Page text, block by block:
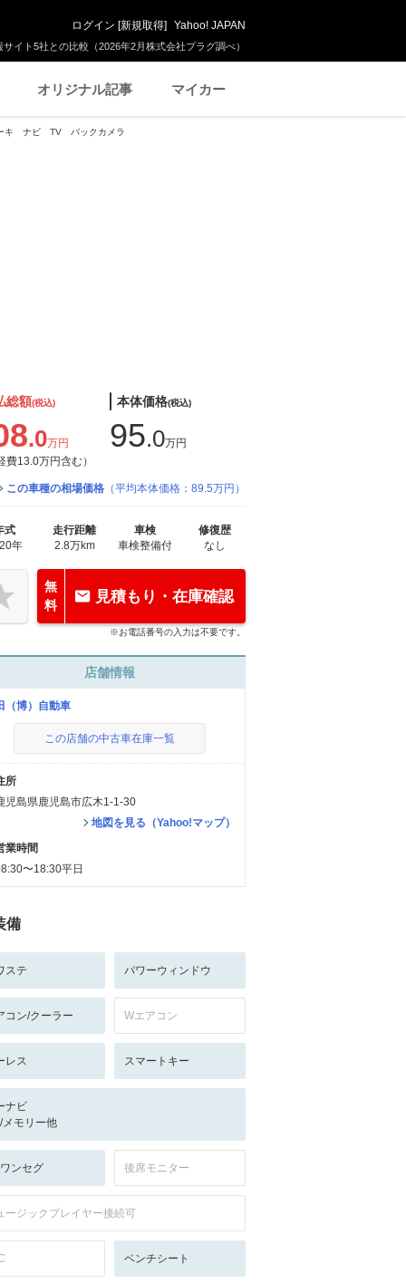
イト5社との比較（2026年2月株式会社プラグ調べ）
ログイン [新規取得] Yahoo! JAPAN
オリジナル記事 マイカー
ーキ ナビ TV バックカメラ
総額(税込)
.0万円
費13.0万円含む）
本体価格(税込)
95.0万円
この車種の相場価格 （平均本体価格：89.5万円）
式
年
走行距離
2.8万km
車検
車検整備付
修復歴
なし
無
料
見積もり・在庫確認
※お電話番号の入力は不要です。
店舗情報
（博）自動車
この店舗の中古車在庫一覧
所
児島県鹿児島市広木1-1-30
地図を見る（Yahoo!マップ）
業時間
〜18:30平日
備
ステ パワーウィンドウ
コン/クーラー Wエアコン
レス スマートキー
ナビ
メモリー他
ンセグ 後席モニター
ージックプレイヤー接続可
ベンチシート